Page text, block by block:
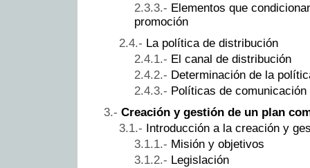
Elementos que
promoción
La política de distribución
El canal de distribución
Determinación de la
Políticas de comunicación
Creación y gestión de un plan
Introducción a la creación y
Misión y objetivos
Legislación